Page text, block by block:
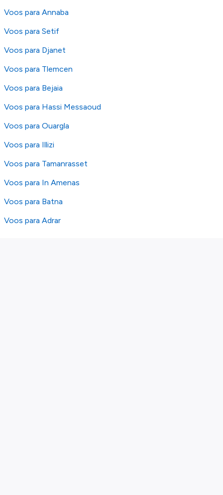
Voos para Annaba
Voos para Setif
Voos para Djanet
Voos para Tlemcen
Voos para Bejaia
Voos para Hassi Messaoud
Voos para Ouargla
Voos para Illizi
Voos para Tamanrasset
Voos para In Amenas
Voos para Batna
Voos para Adrar